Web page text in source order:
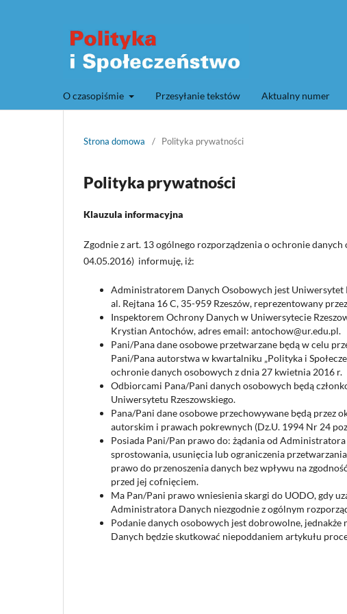
O czasopiśmie Przesyłanie tekstów Aktualny numer
Strona domowa / Polityka prywatności
Polityka prywatności
Klauzula informacyjna
Zgodnie z art. 13 ogólnego rozporządzenia o ochronie
04.05.2016) informuję, iż:
Administratorem Danych Osobowych jest Uniwersytet
al. Rejtana 16 C, 35-959 Rzeszów, reprezentowany
Inspektorem Ochrony Danych w Uniwersytecie
Krystian Antochów, adres email: antochow@ur.edu.pl.
Pani/Pana dane osobowe przetwarzane będą w celu
Pani/Pana autorstwa w kwartalniku „Polityka i
ochronie danych osobowych z dnia 27 kwietnia 2016 r.
Odbiorcami Pana/Pani danych osobowych będą
Uniwersytetu Rzeszowskiego.
Pana/Pani dane osobowe przechowywane będą przez
autorskim i prawach pokrewnych (Dz.U. 1994 Nr 24
Posiada Pani/Pan prawo do: żądania od
sprostowania, usunięcia lub ograniczenia
prawo do przenoszenia danych bez wpływu na
przed jej cofnięciem.
Ma Pan/Pani prawo wniesienia skargi do UODO, gdy
Administratora Danych niezgodnie z ogólnym
Podanie danych osobowych jest dobrowolne,
Danych będzie skutkować niepoddaniem artykułu